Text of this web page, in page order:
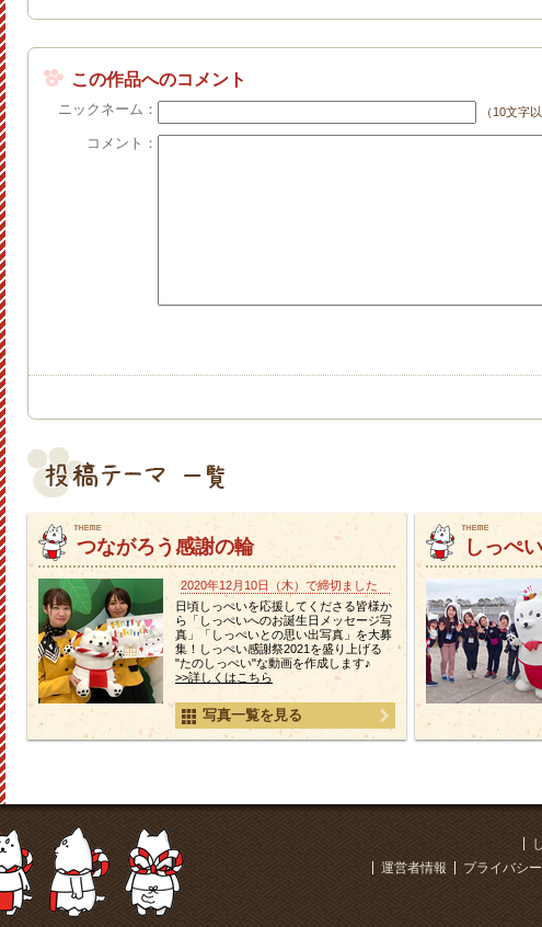
この作品へのコメント
ニックネーム： （10文字以
コメント：
つながろう感謝の輪
2020年12月10日（木）で締切ました
日頃しっぺいを応援してくださる皆様か
ら「しっぺいへのお誕生日メッセージ写
真」「しっぺいとの思い出写真」を大募
集！しっぺい感謝祭2021を盛り上げる
"たのしっぺい"な動画を作成します♪
>>詳しくはこちら
写真一覧を見る
しっぺ
プライバシ
運営者情報